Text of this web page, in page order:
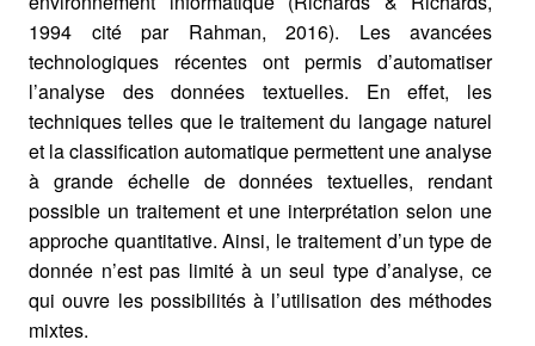
1994 cité par Rahman, 2016). Les avancées
technologiques récentes ont permis d’automatiser
l’analyse des données textuelles. En effet, les
techniques telles que le traitement du langage naturel
et la classification automatique permettent une analyse
à grande échelle de données textuelles, rendant
possible un traitement et une interprétation selon une
approche quantitative. Ainsi, le traitement d’un type de
donnée n’est pas limité à un seul type d’analyse, ce
qui ouvre les possibilités à l’utilisation des méthodes
mixtes.